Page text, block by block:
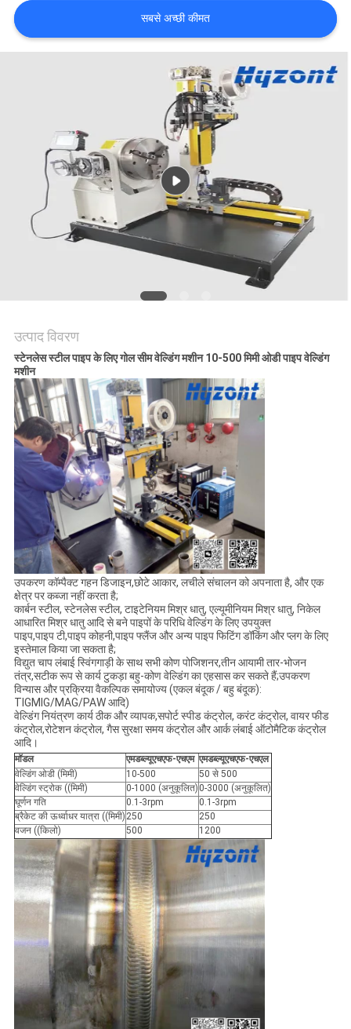
करें
सबसे अच्छी कीमत
उत्पाद विवरण
स्टेनलेस स्टील पाइप के लिए गोल सीम वेल्डिंग मशीन 10-500 मिमी ओडी पाइप वेल्डिंग
मशीन
उपकरण कॉम्पैक्ट गहन डिजाइन,छोटे आकार, लचीले संचालन को अपनाता है, और एक
क्षेत्र पर कब्जा नहीं करता है;
कार्बन स्टील, स्टेनलेस स्टील, टाइटेनियम मिश्र धातु, एल्यूमीनियम मिश्र धातु, निकेल
आधारित मिश्र धातु आदि से बने पाइपों के परिधि वेल्डिंग के लिए उपयुक्त
पाइप,पाइप टी,पाइप कोहनी,पाइप फ्लैंज और अन्य पाइप फिटिंग डॉकिंग और प्लग के लिए
इस्तेमाल किया जा सकता है;
विद्युत चाप लंबाई स्विंगगाड़ी के साथ सभी कोण पोजिशनर,तीन आयामी तार-भोजन
तंत्र,सटीक रूप से कार्य टुकड़ा बहु-कोण वेल्डिंग का एहसास कर सकते हैं;उपकरण
विन्यास और प्रक्रिया वैकल्पिक समायोज्य (एकल बंदूक / बहु बंदूक):
TIGMIG/MAG/PAW आदि)
वेल्डिंग नियंत्रण कार्य ठीक और व्यापक,सपोर्ट स्पीड कंट्रोल, करंट कंट्रोल, वायर फीड
कंट्रोल,रोटेशन कंट्रोल, गैस सुरक्षा समय कंट्रोल और आर्क लंबाई ऑटोमैटिक कंट्रोल
आदि।
मॉडल एमडब्ल्यूएचएफ-एचएम एमडब्ल्यूएचएफ-एचएल
वेल्डिंग ओडी (मिमी)
10-500
50 से 500
वेल्डिंग स्ट्रोक ((मिमी)
0-1000 (अनुकूलित) 0-3000 (अनुकूलित)
घूर्णन गति
0.1-3rpm
0.1-3rpm
ब्रैकेट की ऊर्ध्वाधर यात्रा ((मिमी) 250
250
वजन ((किलो)
500 1200